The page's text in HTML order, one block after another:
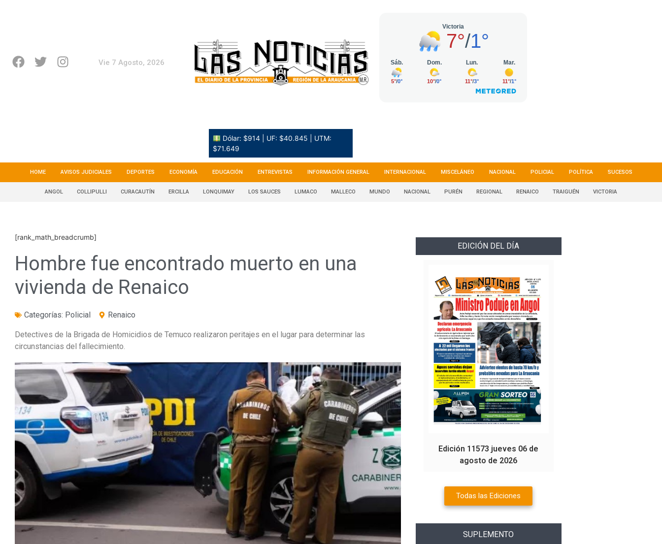
Vie 7 Agosto, 2026
Dólar: $914 | UF: $40.845 | UTM:
$71.649
HOME AVISOS JUDICIALES DEPORTES ECONOMÍA EDUCACIÓN ENTREVISTAS INFORMACIÓN GENERAL INTERNACIONAL MISCELÁNEO NACIONAL POLICIAL POLÍTICA SUCESOS
ANGOL COLLIPULLI CURACAUTÍN ERCILLA LONQUIMAY LOS SAUCES LUMACO MALLECO MUNDO NACIONAL PURÉN REGIONAL RENAICO TRAIGUÉN VICTORIA
[rank_math_breadcrumb]
Hombre fue encontrado muerto en una
vivienda de Renaico
Categorías: Policial Renaico
Detectives de la Brigada de Homicidios de Temuco realizaron peritajes en el lugar para determinar las
circunstancias del fallecimiento.
EDICIÓN DEL DÍA
Edición 11573 jueves 06 de
agosto de 2026
Todas las Ediciones
SUPLEMENTO